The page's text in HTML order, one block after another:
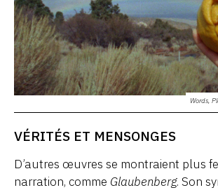
Words,
VÉRITÉS ET MENSONGES
D’autres œuvres se montraient plus
narration, comme Glaubenberg. Son